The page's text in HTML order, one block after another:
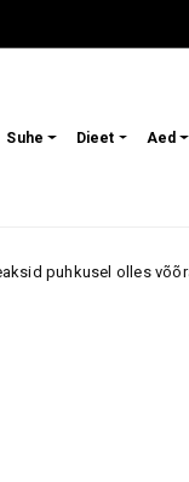
Suhe Dieet Aed
võõra inimese